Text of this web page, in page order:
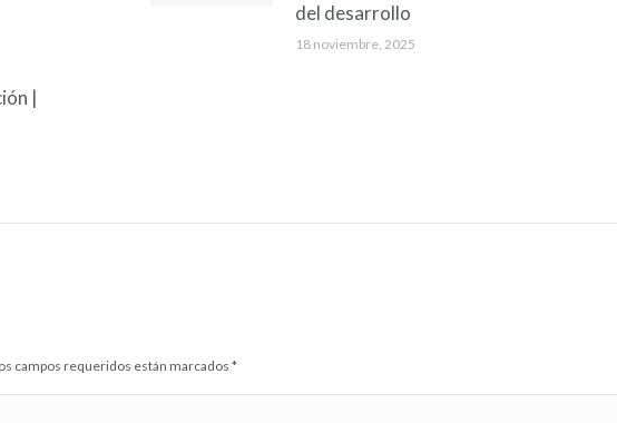
del desarrollo
18 noviembre, 2025
|
campos requeridos están marcados *